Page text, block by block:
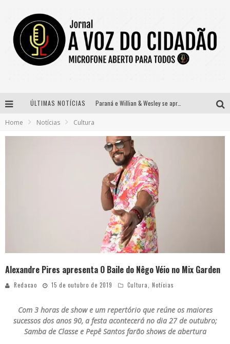
ÚLTIMAS NOTÍCIAS Paraná e Willian & Wesley se apresentam no Carretão Trevo Contagem nesta sexta-feira
Home Notícias Cultura
Alexandre Pires apresenta O Baile do Nêgo Véio no Mix Garden
Redacao 15 de outubro de 2019 Cultura, Notícias
Com 3 horas de show e um repertório que reúne os maiores
sucessos dos anos 90, a festa acontecerá no dia 27 de outubro;
Samba de Classe e Pepê Santos farão shows de abertura